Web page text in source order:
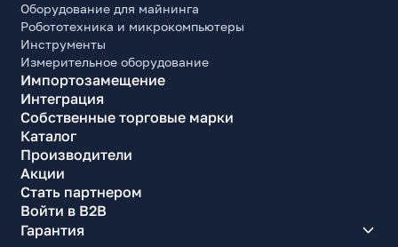
Наличие блока питания
Нет
Форм-фактор совместимого блока питания
ATX, EPS
Месторасположение блока питания
Горизонтальное, в нижней части корпуса.
Максимальная длина блока питания, мм
140
Прочие характеристики
Ширина, мм
Оборудование для майнинга
Робототехника и микрокомпьютеры
Инструменты
Измерительное оборудование
Импортозамещение
Интеграция
Собственные торговые марки
Каталог
Производители
Акции
Стать партнером
Войти в B2B
Гарантия